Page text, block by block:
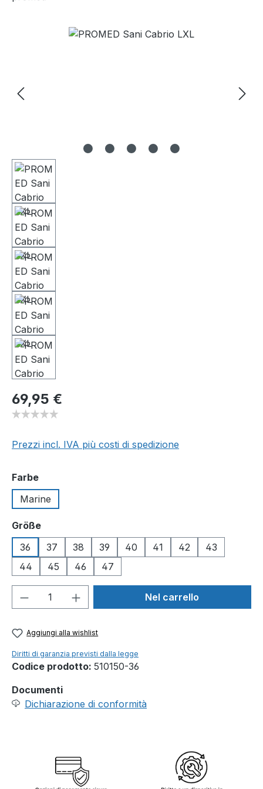
Salta la galleria di immagini
Prezzo normale:
69,95 €
Prezzi incl. IVA più costi di spedizione
Seleziona
Farbe
Marine
Seleziona
Größe
36
37 38 39 40 41 42
43
44
45 46 47
Quantità del prodotto: inserisci la
Nel carrello
Aggiungi alla wishlist
Diritti di garanzia previsti dalla legge
Codice prodotto: 510150-36
Documenti
Dichiarazione di conformità